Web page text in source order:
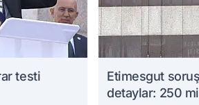
testi
Etimesgut
detaylar: 250